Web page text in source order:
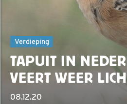
Verdieping
TAPUIT IN
VEERT WEER
08.12.20